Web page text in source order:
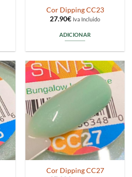
Cor Dipping CC23
27.90€ Iva Incluido
ADICIONAR
Cor Dipping CC27